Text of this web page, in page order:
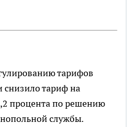
тарифов
снизило тариф на
процента по решению
службы.